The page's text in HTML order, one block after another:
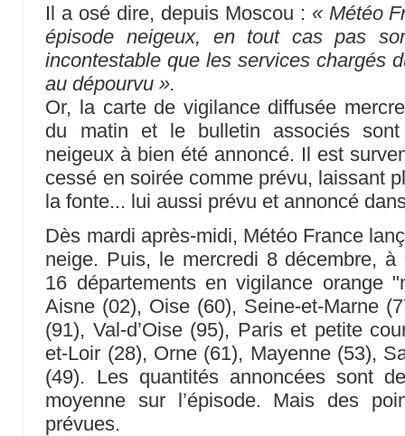
Il a osé dire, depuis Moscou : « Météo
épisode neigeux, en tout cas pas
incontestable que les services chargés
au dépourvu ».
Or, la carte de vigilance diffusée
du matin et le bulletin associés sont
neigeux à bien été annoncé. Il est
cessé en soirée comme prévu, laissant
la fonte... lui aussi prévu et annoncé
Dès mardi après-midi, Météo France
neige. Puis, le mercredi 8 décembre,
16 départements en vigilance orange
Aisne (02), Oise (60), Seine-et-Marne
(91), Val-d’Oise (95), Paris et petite
et-Loir (28), Orne (61), Mayenne (53),
(49). Les quantités annoncées sont
moyenne sur l’épisode. Mais des
prévues.